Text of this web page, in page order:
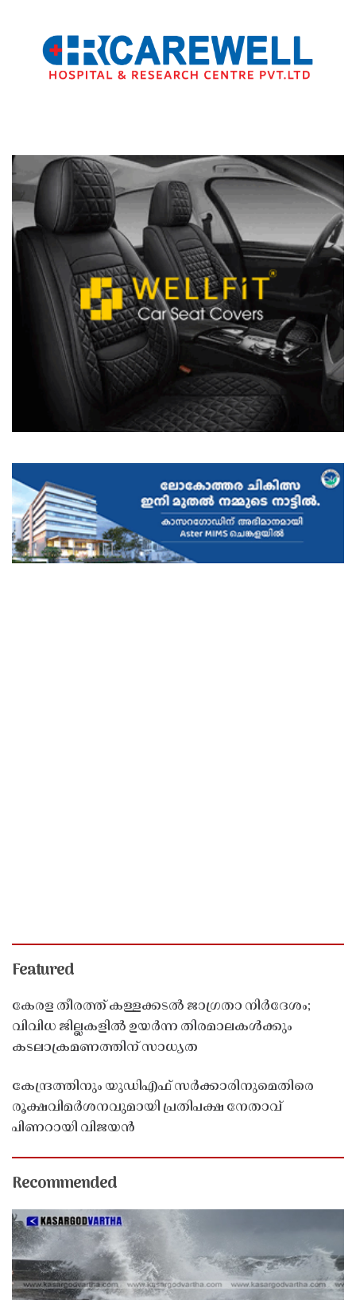
Featured
കേരള തീരത്ത് കള്ളക്കടൽ ജാഗ്രതാ നിർദേശം;
വിവിധ ജില്ലകളിൽ ഉയർന്ന തിരമാലകൾക്കും
കടലാക്രമണത്തിന് സാധ്യത
കേന്ദ്രത്തിനും യുഡിഎഫ് സർക്കാരിനുമെതിരെ
രൂക്ഷവിമർശനവുമായി പ്രതിപക്ഷ നേതാവ്
പിണറായി വിജയൻ
Recommended